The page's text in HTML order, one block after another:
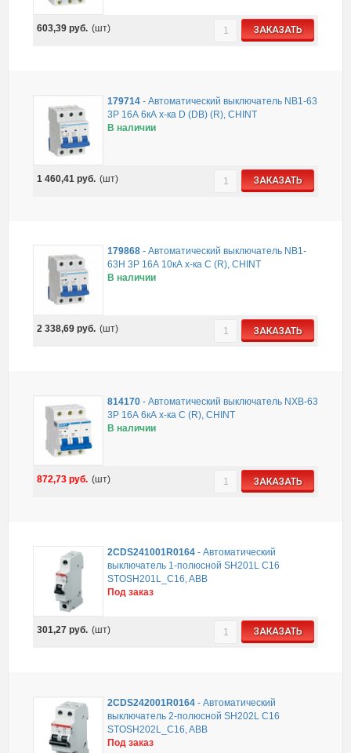
603,39 руб. (шт) ЗАКАЗАТЬ
179714- Автоматический выключатель NB1-63
3P 16А 6кА х-ка D (DB) (R), CHINT
В наличии
1 460,41 руб. (шт) ЗАКАЗАТЬ
179868- Автоматический выключатель NB1-
63H 3P 16А 10кА х-ка C (R), CHINT
В наличии
2 338,69 руб. (шт) ЗАКАЗАТЬ
814170- Автоматический выключатель NXB-63
3P 16А 6кА х-ка C (R), CHINT
В наличии
872,73 руб. (шт) ЗАКАЗАТЬ
2CDS241001R0164- Автоматический
выключатель 1-полюсной SH201L C16
STOSH201L_C16, ABB
Под заказ
301,27 руб. (шт) ЗАКАЗАТЬ
2CDS242001R0164- Автоматический
выключатель 2-полюсной SH202L C16
STOSH202L_C16, ABB
Под заказ